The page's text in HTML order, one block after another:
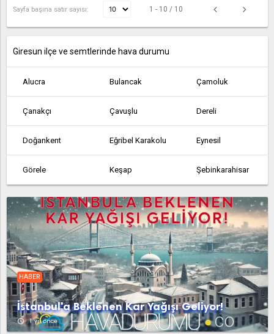
Sayfa başına satır sayısı: 1 - 10 / 10
Giresun ilçe ve semtlerinde hava durumu
Alucra Bulancak Çamoluk
Çanakçı Çavuşlu Dereli
Doğankent Eğribel Karakolu Eynesil
Görele Keşap Şebinkarahisar
Tirebolu Yağlıdere Yavuzkemal
Merkez
HABER
İstanbul'a Beklenen Kar Yağışı Geliyor!
access_time 1 yıl önce